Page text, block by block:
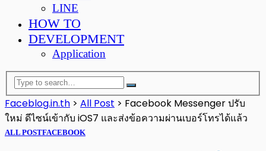
LINE
HOW TO
DEVELOPMENT
Application
Faceblog.in.th > All Post > Facebook Messenger ปรับ
ใหม่ ดีไซน์เข้ากับ iOS7 และส่งข้อความผ่านเบอร์โทรได้แล้ว
ALL POSTFACEBOOK